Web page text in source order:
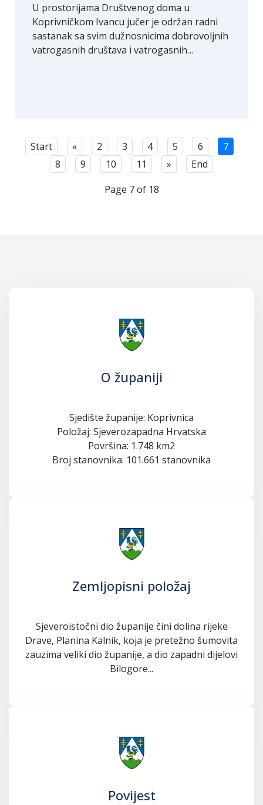
U prostorijama Društvenog doma u
Koprivničkom Ivancu jučer je održan radni
sastanak sa svim dužnosnicima dobrovoljnih
vatrogasnih društava i vatrogasnih…
Start « 2 3 4 5 6
7
8
9 10 11 »
End
Page 7 of 18
O županiji
Sjedište županije: Koprivnica
Položaj: Sjeverozapadna Hrvatska
Površina: 1.748 km2
Broj stanovnika: 101.661 stanovnika
Zemljopisni položaj
Sjeveroistočni dio županije čini dolina rijeke
Drave, Planina Kalnik, koja je pretežno šumovita
zauzima veliki dio županije, a dio zapadni dijelovi
Bilogore...
Povijest